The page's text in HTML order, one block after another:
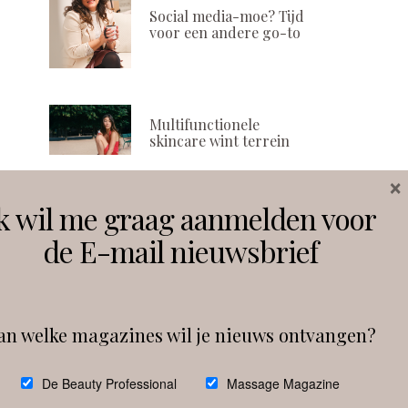
Social media-moe? Tijd
voor een andere go-to
Multifunctionele
skincare wint terrein
Volg ons
Follow on Instagram
wil me graag aanmelden voor
de E-mail nieuwsbrief
welke magazines wil je nieuws ontvangen?
De Beauty Professional Massage Magazine
×